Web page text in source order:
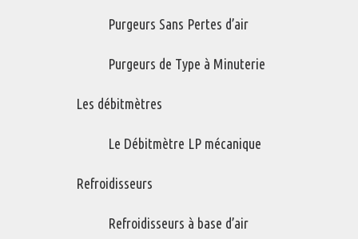
Purgeurs Sans Pertes d’air
Purgeurs de Type à Minuterie
Les débitmètres
Le Débitmètre LP mécanique
Refroidisseurs
Refroidisseurs à base d’air
qui rehausseront la performance de votre système d'air comprimé.
tous les aspects du système. Chez Impact RM nous avons à cœur
composants de votre système.
Donc, avant de vous acheter un nouveau compresseur, avant
d'installer un nouvel assècheur, avant de penser à la filtration,
refroidisseurs, drains, séparateurs et stockage... parlez à un
spécialiste chez Impact RM, nous avons les produits, le service et
afin de vous permettre d'économiser. Vous ferez des économies